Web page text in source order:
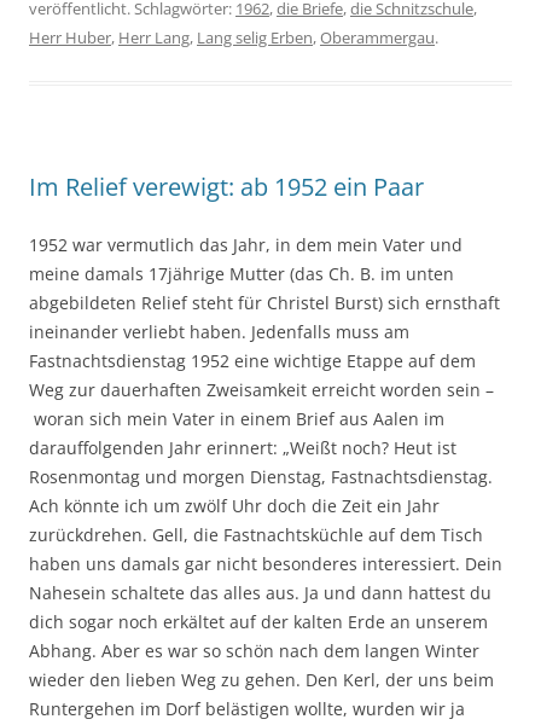
veröffentlicht. Schlagwörter: 1962,die Briefe,die Schnitzschule,
Herr Huber, Herr Lang, Lang selig Erben,Oberammergau.
Im Relief verewigt: ab 1952 ein Paar
1952 war vermutlich das Jahr, in dem mein Vater und
meine damals 17jährige Mutter (das Ch. B. im unten
abgebildeten Relief steht für Christel Burst) sich ernsthaft
ineinander verliebt haben. Jedenfalls muss am
Fastnachtsdienstag 1952 eine wichtige Etappe auf dem
Weg zur dauerhaften Zweisamkeit erreicht worden sein –
woran sich mein Vater in einem Brief aus Aalen im
darauffolgenden Jahr erinnert: „Weißt noch? Heut ist
Rosenmontag und morgen Dienstag, Fastnachtsdienstag.
Ach könnte ich um zwölf Uhr doch die Zeit ein Jahr
zurückdrehen. Gell, die Fastnachtsküchle auf dem Tisch
haben uns damals gar nicht besonderes interessiert. Dein
Nahesein schaltete das alles aus. Ja und dann hattest du
dich sogar noch erkältet auf der kalten Erde an unserem
Abhang. Aber es war so schön nach dem langen Winter
wieder den lieben Weg zu gehen. Den Kerl, der uns beim
Runtergehen im Dorf belästigen wollte, wurden wir ja